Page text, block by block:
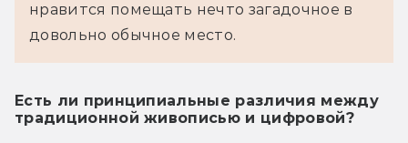
нравится помещать нечто загадочное в
довольно обычное место.
Есть ли принципиальные различия между
традиционной живописью и цифровой?